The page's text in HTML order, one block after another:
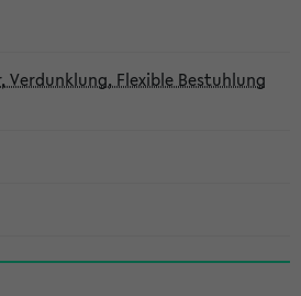
Verdunklung, Flexible Bestuhlung